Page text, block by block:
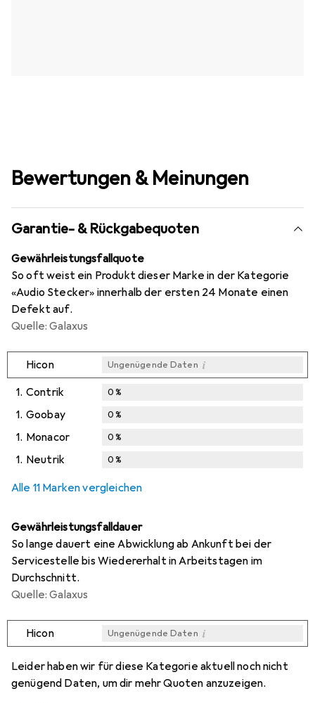
Bewertungen & Meinungen
Garantie- & Rückgabequoten
Gewährleistungsfallquote
So oft weist ein Produkt dieser Marke in der Kategorie
«Audio Stecker» innerhalb der ersten 24 Monate einen
Defekt auf.
Quelle: Galaxus
Hicon Ungenügende Daten i
1. Contrik 0%
1. Goobay 0%
1. Monacor 0%
1. Neutrik 0%
Alle 11 Marken vergleichen
Gewährleistungsfalldauer
So lange dauert eine Abwicklung ab Ankunft bei der
Servicestelle bis Wiedererhalt in Arbeitstagen im
Durchschnitt.
Quelle: Galaxus
Hicon Ungenügende Daten i
Leider haben wir für diese Kategorie aktuell noch nicht
genügend Daten, um dir mehr Quoten anzuzeigen.